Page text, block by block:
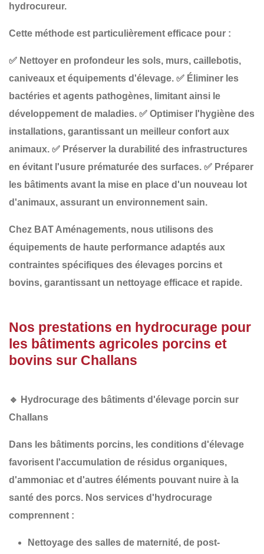
hydrocureur.
Cette méthode est particulièrement efficace pour :
✅ Nettoyer en profondeur les sols, murs, caillebotis,
caniveaux et équipements d'élevage. ✅ Éliminer les
bactéries et agents pathogènes, limitant ainsi le
développement de maladies. ✅ Optimiser l'hygiène des
installations, garantissant un meilleur confort aux
animaux. ✅ Préserver la durabilité des infrastructures
en évitant l'usure prématurée des surfaces. ✅ Préparer
les bâtiments avant la mise en place d'un nouveau lot
d'animaux, assurant un environnement sain.
Chez BAT Aménagements, nous utilisons des
équipements de haute performance adaptés aux
contraintes spécifiques des élevages porcins et
bovins, garantissant un nettoyage efficace et rapide.
Nos prestations en hydrocurage pour
les bâtiments agricoles porcins et
bovins sur Challans
🔹 Hydrocurage des bâtiments d'élevage porcin sur
Challans
Dans les bâtiments porcins, les conditions d'élevage
favorisent l'accumulation de résidus organiques,
d'ammoniac et d'autres éléments pouvant nuire à la
santé des porcs. Nos services d'hydrocurage
comprennent :
Nettoyage des salles de maternité, de post-